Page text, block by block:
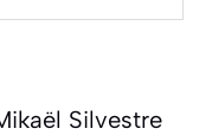
Silvestre